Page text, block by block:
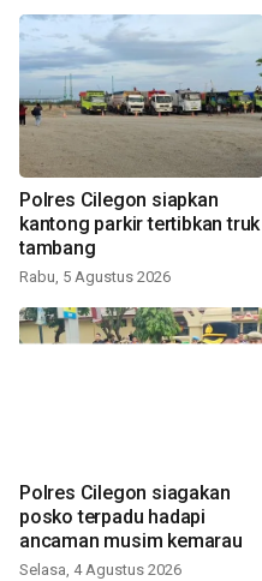
Polres Cilegon siapkan
kantong parkir tertibkan truk
tambang
Rabu, 5 Agustus 2026
Polres Cilegon siagakan
posko terpadu hadapi
ancaman musim kemarau
Selasa, 4 Agustus 2026